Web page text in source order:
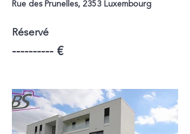
Rue des Prunelles, 2353 Luxembourg
Réservé
---------- €